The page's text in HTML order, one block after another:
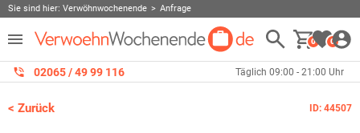
Sie sind hier: Verwöhnwochenende Anfrage
0 0
02065 / 49 ‌99 116 Täglich 09:00 - 21:00 Uhr
< Zurück ID: 44507